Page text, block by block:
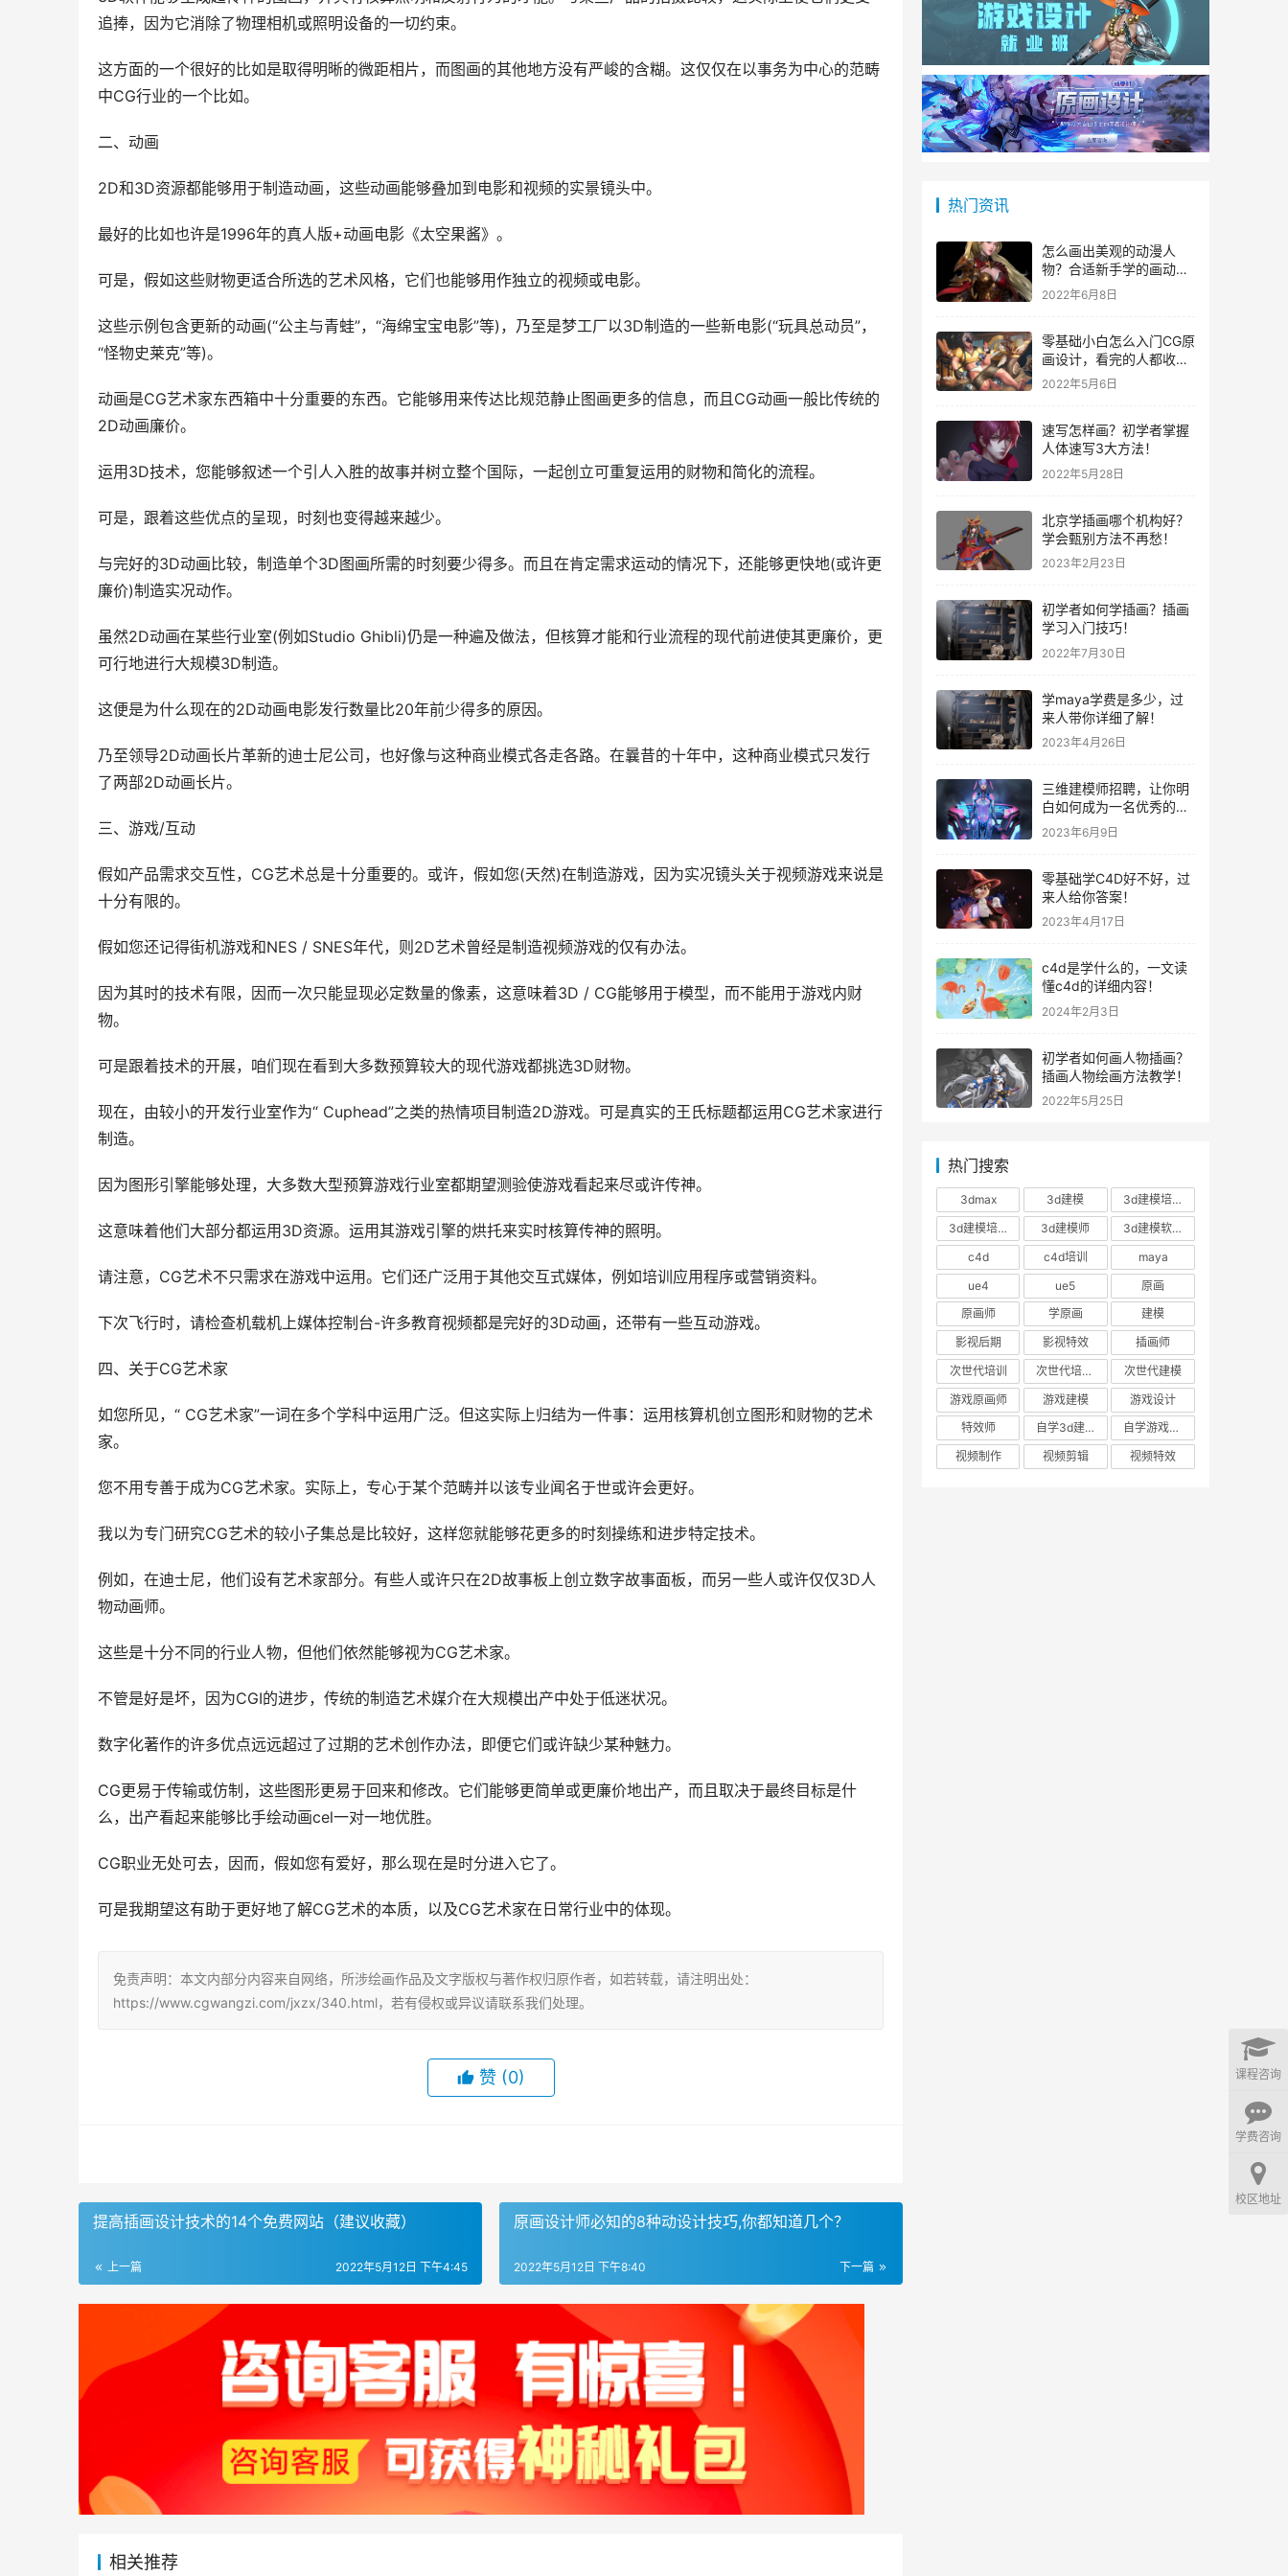
追捧，因为它消除了物理相机或照明设备的一切约束。
这方面的一个很好的比如是取得明晰的微距相片，而图画的其他地方没有严峻的含糊。这仅仅在以事务为中心的范畴
中CG行业的一个比如。
二、动画
2D和3D资源都能够用于制造动画，这些动画能够叠加到电影和视频的实景镜头中。
最好的比如也许是1996年的真人版+动画电影《太空果酱》。
可是，假如这些财物更适合所选的艺术风格，它们也能够用作独立的视频或电影。
这些示例包含更新的动画(“公主与青蛙”，“海绵宝宝电影”等)，乃至是梦工厂以3D制造的一些新电影(“玩具总动员”，
“怪物史莱克”等)。
动画是CG艺术家东西箱中十分重要的东西。它能够用来传达比规范静止图画更多的信息，而且CG动画一般比传统的
2D动画廉价。
运用3D技术，您能够叙述一个引人入胜的故事并树立整个国际，一起创立可重复运用的财物和简化的流程。
可是，跟着这些优点的呈现，时刻也变得越来越少。
与完好的3D动画比较，制造单个3D图画所需的时刻要少得多。而且在肯定需求运动的情况下，还能够更快地(或许更
廉价)制造实况动作。
虽然2D动画在某些行业室(例如Studio Ghibli)仍是一种遍及做法，但核算才能和行业流程的现代前进使其更廉价，更
可行地进行大规模3D制造。
这便是为什么现在的2D动画电影发行数量比20年前少得多的原因。
乃至领导2D动画长片革新的迪士尼公司，也好像与这种商业模式各走各路。在曩昔的十年中，这种商业模式只发行
了两部2D动画长片。
三、游戏/互动
假如产品需求交互性，CG艺术总是十分重要的。或许，假如您(天然)在制造游戏，因为实况镜头关于视频游戏来说是
十分有限的。
假如您还记得街机游戏和NES / SNES年代，则2D艺术曾经是制造视频游戏的仅有办法。
因为其时的技术有限，因而一次只能显现必定数量的像素，这意味着3D / CG能够用于模型，而不能用于游戏内财
物。
可是跟着技术的开展，咱们现在看到大多数预算较大的现代游戏都挑选3D财物。
现在，由较小的开发行业室作为“ Cuphead”之类的热情项目制造2D游戏。可是真实的王氏标题都运用CG艺术家进行
制造。
因为图形引擎能够处理，大多数大型预算游戏行业室都期望测验使游戏看起来尽或许传神。
这意味着他们大部分都运用3D资源。运用其游戏引擎的烘托来实时核算传神的照明。
请注意，CG艺术不只需求在游戏中运用。它们还广泛用于其他交互式媒体，例如培训应用程序或营销资料。
下次飞行时，请检查机载机上媒体控制台-许多教育视频都是完好的3D动画，还带有一些互动游戏。
四、关于CG艺术家
如您所见，“ CG艺术家”一词在多个学科中运用广泛。但这实际上归结为一件事：运用核算机创立图形和财物的艺术
家。
您不用专善于成为CG艺术家。实际上，专心于某个范畴并以该专业闻名于世或许会更好。
我以为专门研究CG艺术的较小子集总是比较好，这样您就能够花更多的时刻操练和进步特定技术。
例如，在迪士尼，他们设有艺术家部分。有些人或许只在2D故事板上创立数字故事面板，而另一些人或许仅仅3D人
物动画师。
这些是十分不同的行业人物，但他们依然能够视为CG艺术家。
不管是好是坏，因为CGI的进步，传统的制造艺术媒介在大规模出产中处于低迷状况。
数字化著作的许多优点远远超过了过期的艺术创作办法，即便它们或许缺少某种魅力。
CG更易于传输或仿制，这些图形更易于回来和修改。它们能够更简单或更廉价地出产，而且取决于最终目标是什
么，出产看起来能够比手绘动画cel一对一地优胜。
CG职业无处可去，因而，假如您有爱好，那么现在是时分进入它了。
可是我期望这有助于更好地了解CG艺术的本质，以及CG艺术家在日常行业中的体现。
免责声明：本文内部分内容来自网络，所涉绘画作品及文字版权与著作权归原作者，如若转载，请注明出处：
https://www.cgwangzi.com/jxzx/340.html，若有侵权或异议请联系我们处理。
赞 (0)
提高插画设计技术的14个免费网站（建议收藏）
上一篇 2022年5月12日 下午4:45
原画设计师必知的8种动设计技巧,你都知道几个？
下一篇
2022年5月12日 下午8:40
相关推荐
热门资讯
怎么画出美观的动漫人
物？合适新手学的画动漫
人物教程！
2022年6月8日
零基础小白怎么入门CG原
画设计，看完的人都收藏
了！
2022年5月6日
速写怎样画？初学者掌握
人体速写3大方法！
2022年5月28日
北京学插画哪个机构好？
学会甄别方法不再愁！
2023年2月23日
初学者如何学插画？插画
学习入门技巧！
2022年7月30日
学maya学费是多少，过
来人带你详细了解！
2023年4月26日
三维建模师招聘，让你明
白如何成为一名优秀的三
维建模师？
2023年6月9日
零基础学C4D好不好，过
来人给你答案！
2023年4月17日
c4d是学什么的，一文读
懂c4d的详细内容！
2024年2月3日
初学者如何画人物插画？
插画人物绘画方法教学！
2022年5月25日
热门搜索
3dmax 3d建模
3d建模培训
3d建模培训班
3d建模师
3d建模软件
c4d
c4d培训
maya
ue4
ue5
原画
原画师
学原画
建模
影视后期
影视特效
插画师
次世代培训
次世代培训机构
次世代建模
游戏原画师
游戏建模
游戏设计
特效师
自学3d建模
自学游戏建模
视频制作
视频剪辑 视频特效
课程咨询
学费咨询
校区地址